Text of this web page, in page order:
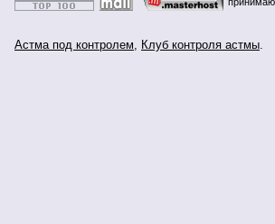
Астма под контролем, Клуб контроля астмы.